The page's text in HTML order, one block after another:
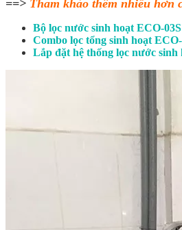
==> Tham khảo thêm nhiều hơn
Bộ lọc nước sinh hoạt ECO-
Combo lọc tổng sinh hoạt
Lắp đặt hệ thống lọc nước